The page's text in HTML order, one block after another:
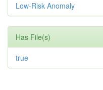
Low-Risk Anomaly
Has File(s)
true